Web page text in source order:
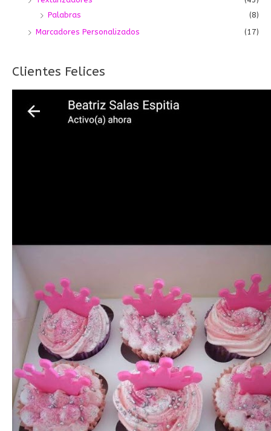
Palabras
(8)
Marcadores Personalizados
(17)
Clientes Felices